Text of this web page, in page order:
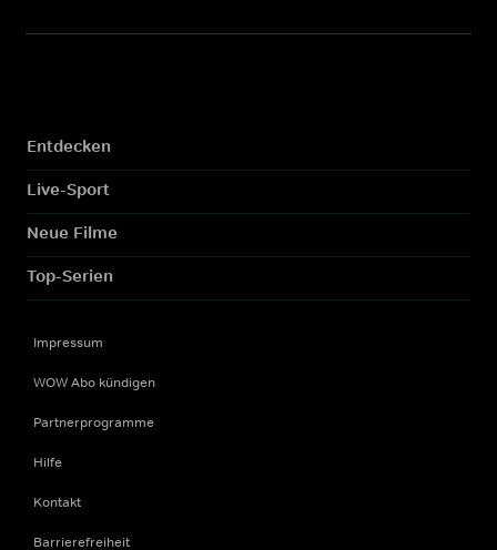
Entdecken
Live-Sport
Neue Filme
Top-Serien
Impressum
WOW Abo kündigen
Partnerprogramme
Hilfe
Kontakt
Barrierefreiheit